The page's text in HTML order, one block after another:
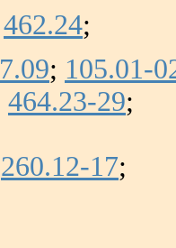
462.24;
; 105.01-
464.23-29;
260.12-17;